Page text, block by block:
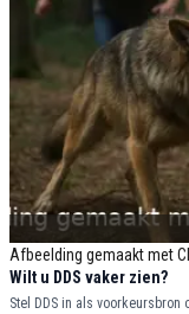
Afbeelding gemaakt met
Wilt u DDS vaker zien?
Stel DDS in als voorkeursbron